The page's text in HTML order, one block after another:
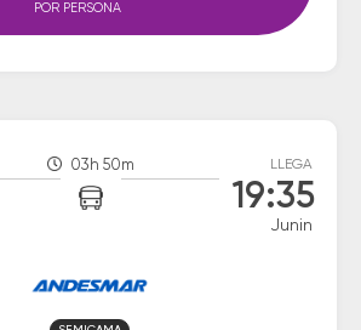
POR PERSONA
03h 50m LLEGA
19:35
Junin